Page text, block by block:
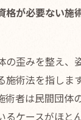
格が必要ない施
の歪みを整え、
施術法を指しま
術者は民間団体
ケースがほと